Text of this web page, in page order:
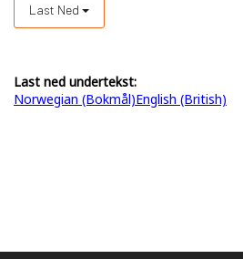
Last Ned
Last ned undertekst:
Norwegian (Bokmål)English (British)